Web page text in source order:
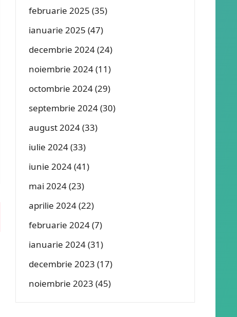
februarie 2025 (35)
ianuarie 2025 (47)
decembrie 2024(24)
noiembrie 2024(11)
octombrie 2024(29)
septembrie 2024(30)
august 2024(33)
iulie 2024(33)
iunie 2024(41)
mai 2024(23)
aprilie 2024(22)
februarie 2024(7)
ianuarie 2024(31)
decembrie 2023 (17)
noiembrie 2023 (45)